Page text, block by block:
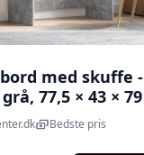
med skuffe -
77,5 × 43 × 79
træ
Bedste pris